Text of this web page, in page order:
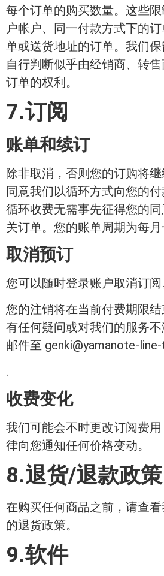
每个订单的购买数量。这些
户帐户、同一付款方式下的
单或送货地址的订单。我们
自行判断似乎由经销商、转
订单的权利。
7.订阅
账单和续订
除非取消，否则您的订购将
同意我们以循环方式向您的
循环收费无需事先征得您的
关订单。您的账单周期为每月
取消预订
您可以随时登录账户取消订阅
您的注销将在当前付费期限
有任何疑问或对我们的服务
邮件至 genki@yamanote-
.
收费变化
我们可能会不时更改订阅费
律向您通知任何价格变动。
8.退货/退款政策
在购买任何商品之前，请查
的退货政策。
9.软件